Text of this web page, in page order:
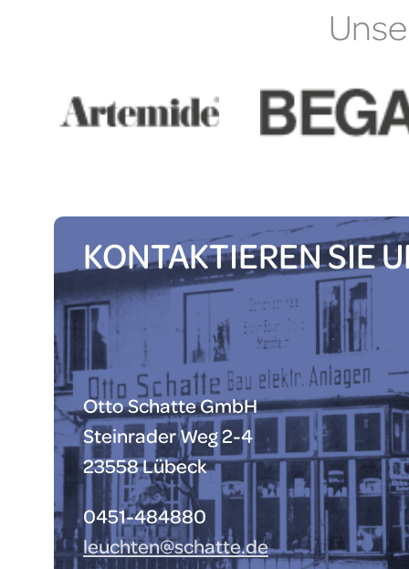
KONTAKTIEREN SIE
Otto Schatte GmbH
Steinrader Weg 2-4
23558 Lübeck
0451-484880
leuchten@schatte.de